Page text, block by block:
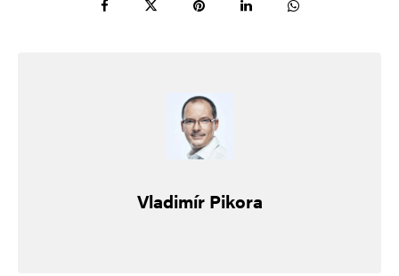
Ethanol
západního neúspěchu (nejen) ekonomického
A západ již hraje vabank. S každou další
prohrou zvyšuje sázky.Vladimír Pikora